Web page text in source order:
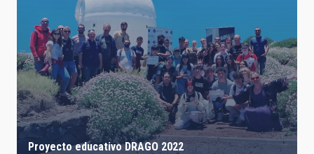
Proyecto educativo DRAGO 2022